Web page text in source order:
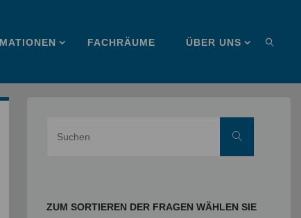
FACHRÄUME ÜBER UNS
Suchen
ZUM SORTIEREN DER FRAGEN WÄHLEN SIE